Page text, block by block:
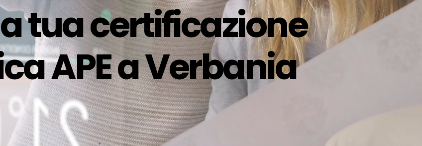
tua certificazione
APE a Verbania